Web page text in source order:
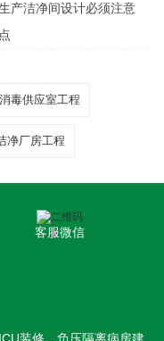
产洁净间设计必须注意
消毒供应室工程
净厂房工程
客服微信
装修，负压隔离病房建